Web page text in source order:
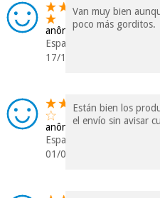
anônimo
Espanha
17/11/2020
Van muy bien
poco más gorditos.
anônimo
Espanha
01/08/2020
Están bien los
el envío sin avisar